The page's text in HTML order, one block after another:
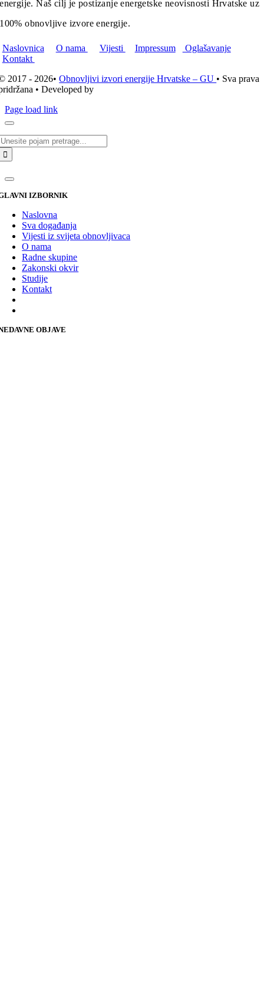
energije. Naš cilj je postizanje energetske neovisnosti Hrvatske uz
100% obnovljive izvore energije.
Naslovnica O nama Vijesti Impressum
Oglašavanje
Kontakt
2017 - 2026•Obnovljivi izvori energije Hrvatske – GU • Sva prava
• Developed by
Page load link
IZBORNIK
Naslovna
Sva događanja
Vijesti iz svijeta obnovljivaca
O nama
Radne skupine
Zakonski okvir
Studije
Kontakt
OBJAVE